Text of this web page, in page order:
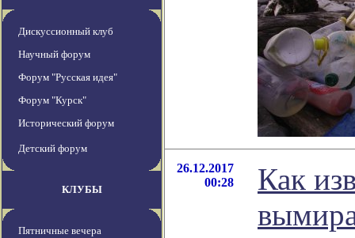
Дискуссионный клуб
Научный форум
Форум "Русская идея"
Форум "Курск"
Исторический форум
Детский форум
КЛУБЫ
Пятничные вечера
26.12.2017
00:28
Как